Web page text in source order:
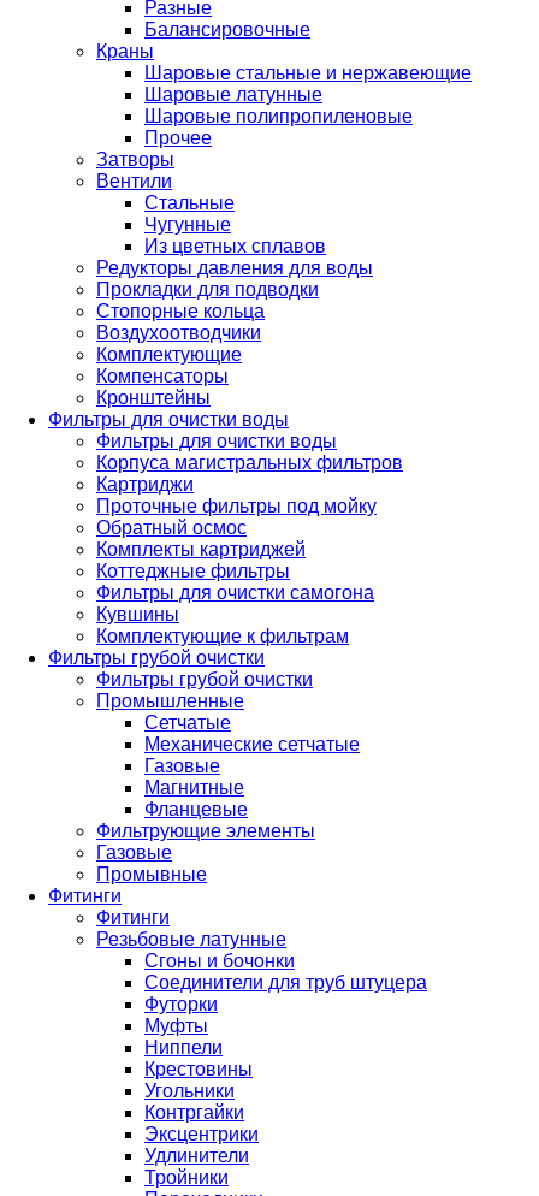
Разные
Балансировочные
Краны
Шаровые стальные и нержавеющие
Шаровые латунные
Шаровые полипропиленовые
Прочее
Затворы
Вентили
Стальные
Чугунные
Из цветных сплавов
Редукторы давления для воды
Прокладки для подводки
Стопорные кольца
Воздухоотводчики
Комплектующие
Компенсаторы
Кронштейны
Фильтры для очистки воды
Фильтры для очистки воды
Корпуса магистральных фильтров
Картриджи
Проточные фильтры под мойку
Обратный осмос
Комплекты картриджей
Коттеджные фильтры
Фильтры для очистки самогона
Кувшины
Комплектующие к фильтрам
Фильтры грубой очистки
Фильтры грубой очистки
Промышленные
Сетчатые
Механические сетчатые
Газовые
Магнитные
Фланцевые
Фильтрующие элементы
Газовые
Промывные
Фитинги
Фитинги
Резьбовые латунные
Сгоны и бочонки
Соединители для труб штуцера
Футорки
Муфты
Ниппели
Крестовины
Угольники
Контргайки
Эксцентрики
Удлинители
Тройники